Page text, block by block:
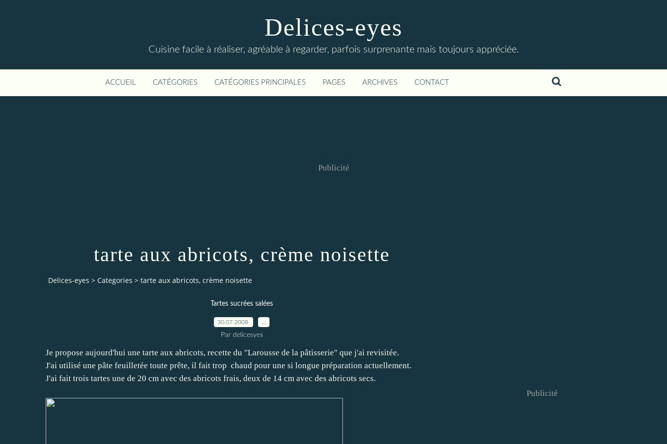
Delices-eyes
Cuisine facile à réaliser, agréable à regarder, parfois surprenante mais toujours appréciée.
ACCUEIL CATÉGORIES CATÉGORIES PRINCIPALES PAGES ARCHIVES CONTACT
Publicité
tarte aux abricots, crème noisette
Delices-eyes > Categories > tarte aux abricots, crème noisette
Tartes sucrées salées
30.07.2008
Par delicesyes
Je propose aujourd'hui une tarte aux abricots, recette du "Larousse de la pâtisserie" que j'ai revisitée.
J'ai utilisé une pâte feuilletée toute prête, il fait trop chaud pour une si longue préparation actuellement.
J'ai fait trois tartes une de 20 cm avec des abricots frais, deux de 14 cm avec des abricots secs.
Publicité